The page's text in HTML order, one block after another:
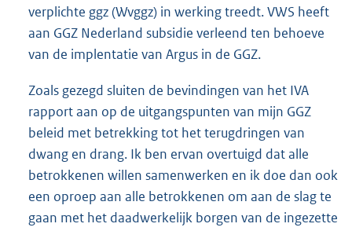
verplichte ggz (Wvggz) in werking treedt. VWS heeft
aan GGZ Nederland subsidie verleend ten behoeve
van de implentatie van Argus in de GGZ.
Zoals gezegd sluiten de bevindingen van het IVA
rapport aan op de uitgangspunten van mijn GGZ
beleid met betrekking tot het terugdringen van
dwang en drang. Ik ben ervan overtuigd dat alle
betrokkenen willen samenwerken en ik doe dan ook
een oproep aan alle betrokkenen om aan de slag te
gaan met het daadwerkelijk borgen van de ingezette